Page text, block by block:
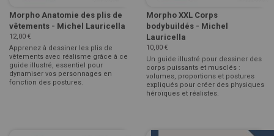
Morpho Anatomie des plis de
vêtements - Michel Lauricella
12,00 €
Apprenez à dessiner les plis de
vêtements avec réalisme grâce à ce
guide illustré, essentiel pour
dynamiser vos personnages en
fonction des postures.
Morpho XXL Corps
bodybuildés - Michel
Lauricella
10,00 €
Un guide illustré pour dessiner des
corps puissants et musclés :
volumes, proportions et postures
expliqués pour créer des physiques
héroïques et réalistes.